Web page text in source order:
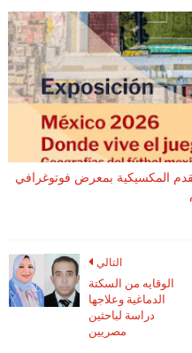
المكسيكية بمعرض فوتوغرافي
التالي
الوقايه من السكتة
الدماغية وعلاجها
دراسة لباحثين
مصريين